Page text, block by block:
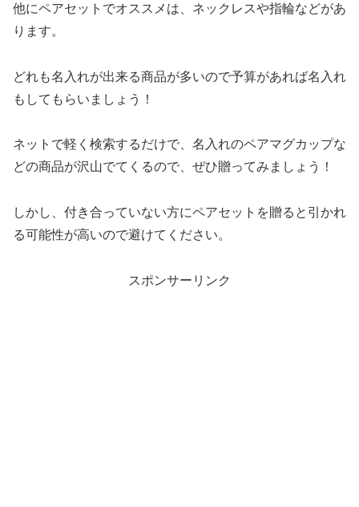
他にペアセットでオススメは、ネックレスや指輪などがあ
ります。
どれも名入れが出来る商品が多いので予算があれば名入れ
もしてもらいましょう！
ネットで軽く検索するだけで、名入れのペアマグカップな
どの商品が沢山でてくるので、ぜひ贈ってみましょう！
しかし、付き合っていない方にペアセットを贈ると引かれ
る可能性が高いので避けてください。
スポンサーリンク